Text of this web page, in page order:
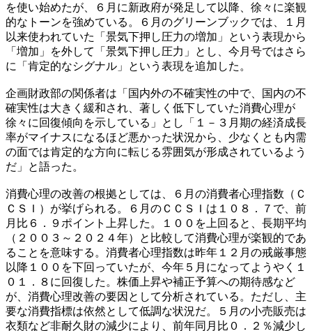
を使い始めたが、６月に新政府が発足して以降、徐々に楽観
的なトーンを強めている。６月のグリーンブックでは、１月
以来使われていた「景気下押し圧力の増加」という表現から
「増加」を外して「景気下押し圧力」とし、今月号ではさら
に「肯定的なシグナル」という表現を追加した。
企画財政部の関係者は「国内外の不確実性の中で、国内の不
確実性は大きく緩和され、著しく低下していた消費心理が
徐々に回復傾向を示している」とし「１－３月期の経済成長
率がマイナスになるほど悪かった状況から、少なくとも内需
の面では肯定的な方向に転じる雰囲気が形成されているよう
だ」と語った。
消費心理の改善の根拠としては、６月の消費者心理指数（Ｃ
ＣＳＩ）が挙げられる。６月のＣＣＳＩは１０８．７で、前
月比６．９ポイント上昇した。１００を上回ると、長期平均
（２００３～２０２４年）と比較して消費心理が楽観的であ
ることを意味する。消費者心理指数は昨年１２月の戒厳事態
以降１００を下回っていたが、今年５月になってようやく１
０１．８に回復した。株価上昇や補正予算への期待感など
が、消費心理改善の要因として分析されている。ただし、主
要な消費指標は依然として低調な状況だ。５月の小売販売は
衣類など非耐久財の減少により、前年同月比０．２％減少し